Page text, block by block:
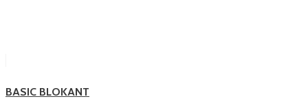
BASIC BLOKANT